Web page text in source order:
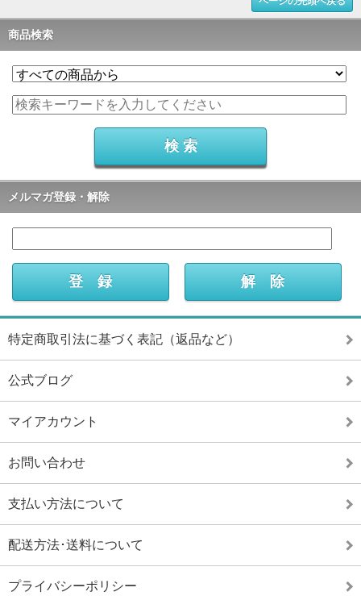
商品検索
メルマガ登録・解除
特定商取引法に基づく表記（返品など）
公式ブログ
マイアカウント
お問い合わせ
支払い方法について
配送方法･送料について
プライバシーポリシー